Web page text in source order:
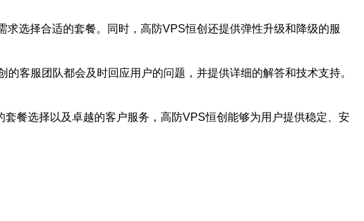
选择合适的套餐。同时，高防VPS恒创还提供弹性升级和降级的服
客服团队都会及时回应用户的问题，并提供详细的解答和技术支持。
餐选择以及卓越的客户服务，高防VPS恒创能够为用户提供稳定、安